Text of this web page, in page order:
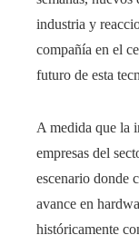
industria y
compañía en el
futuro de esta
A medida que la
empresas del
escenario donde
avance en
históricamente